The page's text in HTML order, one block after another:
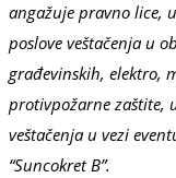
angažuje pravno lice,
poslove veštačenja u
građevinskih, elektro,
protivpožarne zaštite,
veštačenja u vezi
“Suncokret B”.